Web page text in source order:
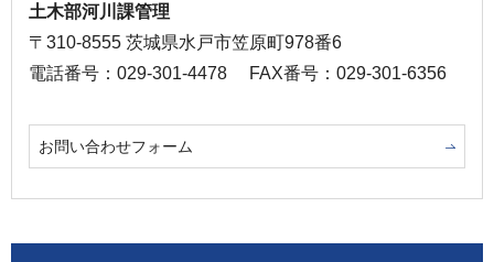
土木部河川課管理
〒310-8555 茨城県水戸市笠原町978番6
電話番号：029-301-4478
FAX番号：029-301-6356
お問い合わせフォーム